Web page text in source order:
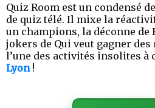
Quiz Room est un condensé
de quiz télé. Il mixe la
un champions, la déconne de
jokers de Qui veut gagner
l’une des activités insolites
Lyon!